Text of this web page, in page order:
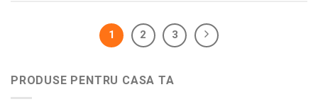
PRODUSE PENTRU CASA TA
1 2 3